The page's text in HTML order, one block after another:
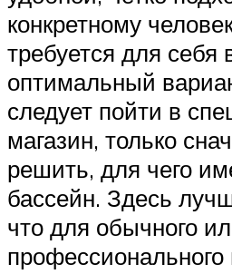
конкретному
требуется для себя
оптимальный
следует пойти в
магазин, только
решить, для чего
бассейн. Здесь
что для обычного